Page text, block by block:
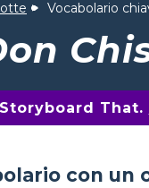
Vocabolario
That.